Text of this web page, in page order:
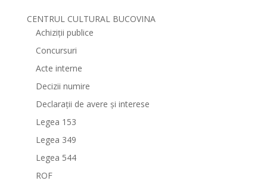
CENTRUL CULTURAL BUCOVINA
Achiziții publice
Concursuri
Acte interne
Decizii numire
Declarații de avere și interese
Legea 153
Legea 349
Legea 544
ROF